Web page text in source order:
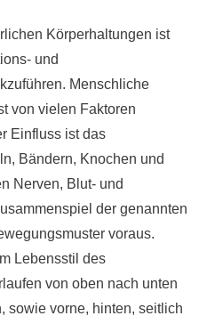
Körperhaltungen ist
und
Menschliche
von vielen Faktoren
Einfluss ist das
Bändern, Knochen und
Nerven, Blut- und
der genannten
voraus.
Lebensstil des
von oben nach unten
sowie vorne, hinten, seitlich